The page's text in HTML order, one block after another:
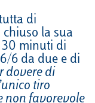
di
chiuso la sua
30 minuti di
6 da due e di
dovere di
tiro
non favorevole